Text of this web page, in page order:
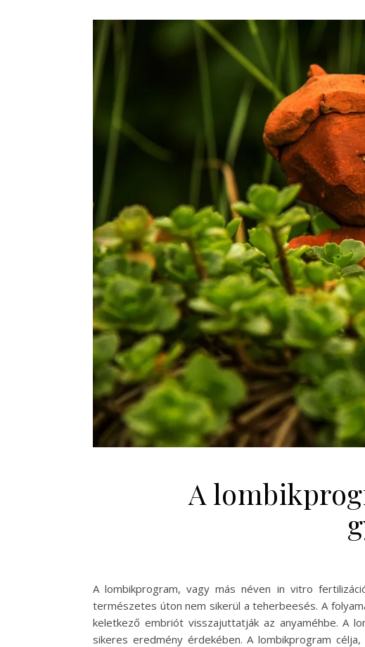
A
A lombikprogram, vagy más néven in vitro
természetes úton nem sikerül a teherbeesés. A
keletkező embriót visszajuttatják az anyaméhbe. A
sikeres eredmény érdekében. A lombikprogram